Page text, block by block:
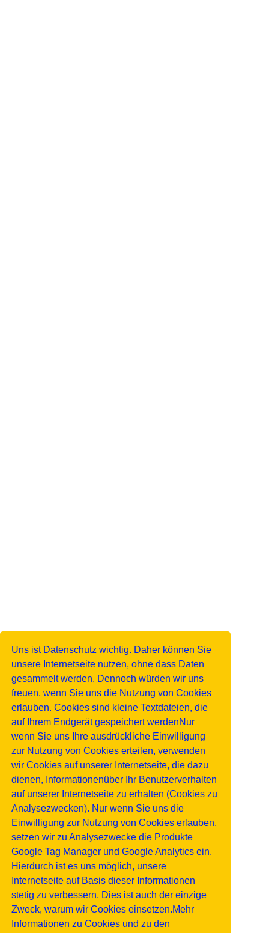
Uns ist Datenschutz wichtig. Daher können Sie
unsere Internetseite nutzen, ohne dass Daten
gesammelt werden. Dennoch würden wir uns
freuen, wenn Sie uns die Nutzung von Cookies
erlauben. Cookies sind kleine Textdateien, die
auf Ihrem Endgerät gespeichert werdenNur
wenn Sie uns Ihre ausdrückliche Einwilligung
zur Nutzung von Cookies erteilen, verwenden
wir Cookies auf unserer Internetseite, die dazu
dienen, Informationenüber Ihr Benutzerverhalten
auf unserer Internetseite zu erhalten (Cookies zu
Analysezwecken). Nur wenn Sie uns die
Einwilligung zur Nutzung von Cookies erlauben,
setzen wir zu Analysezwecke die Produkte
Google Tag Manager und Google Analytics ein.
Hierdurch ist es uns möglich, unsere
Internetseite auf Basis dieser Informationen
stetig zu verbessern. Dies ist auch der einzige
Zweck, warum wir Cookies einsetzen.Mehr
Informationen zu Cookies und zu den